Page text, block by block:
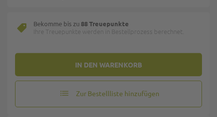
IN DEN WARENKORB
Bekomme bis zu 88 Treuepunkte
Ihre Treuepunkte werden in Bestellprozess berechnet.
Zur Bestellliste hinzufügen